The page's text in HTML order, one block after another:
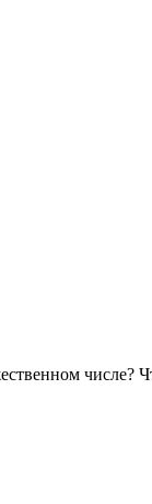
числе?